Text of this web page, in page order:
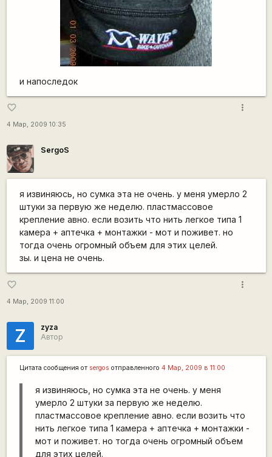
и напоследок
favorite_border
4 Мар, 2009 10:35
more_vert
SergoS
я извиняюсь, но сумка эта не очень. у меня умерло 2
штуки за первую же неделю. пластмассовое
крепление авно. если возить что нить легкое типа 1
камера + аптечка + монтажки - мот и поживет. но
тогда очень огромный объем для этих целей.
зы. и цена не очень.
favorite_border
4 Мар, 2009 11:00
more_vert
Z
zyza
Автор
Цитата сообщения от sergos отправленного 4 Мар, 2009 в 11:00
я извиняюсь, но сумка эта не очень. у меня
умерло 2 штуки за первую же неделю.
пластмассовое крепление авно. если возить что
нить легкое типа 1 камера + аптечка + монтажки -
мот и поживет. но тогда очень огромный объем
для этих целей.